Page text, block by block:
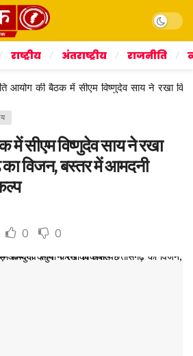
Dark
राष्ट्रीय अंतराष्ट्रीय राजनीति
आयोग की बैठक में सीएम विष्णुदेव साय ने रखा
में सीएम विष्णुदेव साय ने रखा
विजन, बस्तर में आमदनी
0 0